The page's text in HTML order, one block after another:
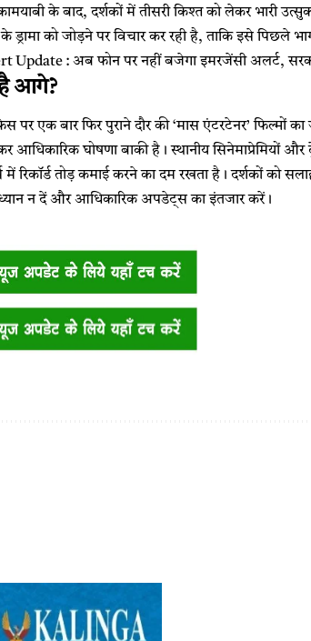
के बाद, दर्शकों में तीसरी किश्त को लेकर भारी
के ड्रामा को जोड़ने पर विचार कर रही है, ताकि इसे
: अब फोन पर नहीं बजेगा इमरजेंसी अलर्ट,
है आगे?
एक बार फिर पुराने दौर की ‘मास एंटरटेनर’ फिल्मों
घोषणा बाकी है। स्थानीय सिनेमाप्रेमियों और
में रिकॉर्ड तोड़ कमाई करने का दम रखता है। दर्शकों को
न दें और आधिकारिक अपडेट्स का इंतजार करें।